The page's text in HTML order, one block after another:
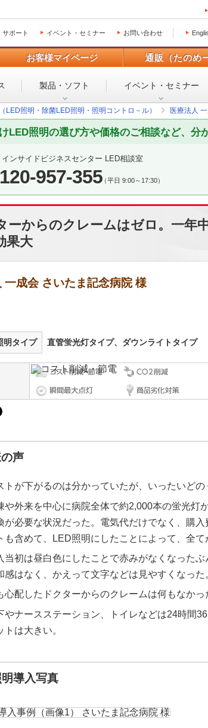
サポート イベント・セミナー お問い合わせ
お客様マイページ 通販（たのめ
製品・ソフト イベント・ セミナー
LED照明・除菌LED照明・照明コントロ－ル） 医療法人
LED照明の選び方や価格のご相談など、分
ンサイドビジネスセンター LED相談室
957-355（平日 9:00～17:30）
ーからのクレームはゼロ。一年
果大
一成会 さいたま記念病院 様
明タイプ 直管蛍光灯タイプ、ダウンライトタイプ
声
トが下がるのは分かっていたが、いったいどの
や外来を中心に病院全体で約2,000本の蛍光灯
が必要な状況だった。電気代だけでなく、購
も含めて、LED照明にしたことによって、全て
当初は昼白色にしたことで赤みがなくなった
感はなく、かえって文字などは見やすくなった
心配したドクターからのクレームは何もなかっ
やナースステーション、トイレなどは24時間
トは大きい。
導入写真